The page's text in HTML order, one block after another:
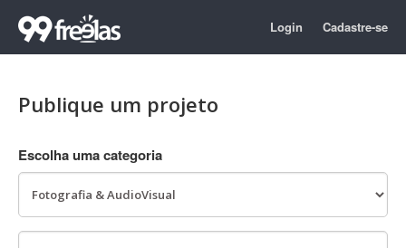
Login Cadastre-se
Publique um projeto
Escolha uma categoria